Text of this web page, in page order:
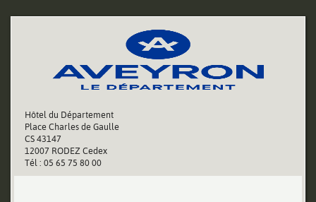
Hôtel du Département
Place Charles de Gaulle
CS 43147
12007 RODEZ Cedex
Tél : 05 65 75 80 00